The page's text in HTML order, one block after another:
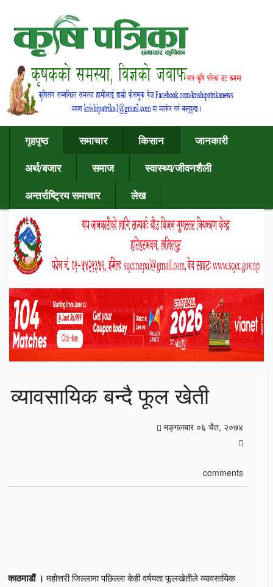
गृहपृष्ठ समाचार किसान
जानकारी
अर्थ/बजार
समाज
स्वास्थ्य/जीवनशैली
अन्तर्राष्ट्रिय समाचार
लेख
व्यावसायिक बन्दै फूल खेती
मङ्गलबार ०६ चैत, २०७४
comments
काठमाडौं । महोत्तरी जिल्लामा पछिल्ला केही वर्षयता फूलखेतीले व्यावसायिक